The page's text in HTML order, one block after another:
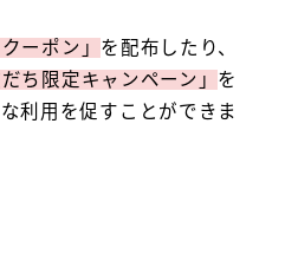
ーポン」 を配布したり、
だち限定キャンペーン」 を
利用を促すことができま